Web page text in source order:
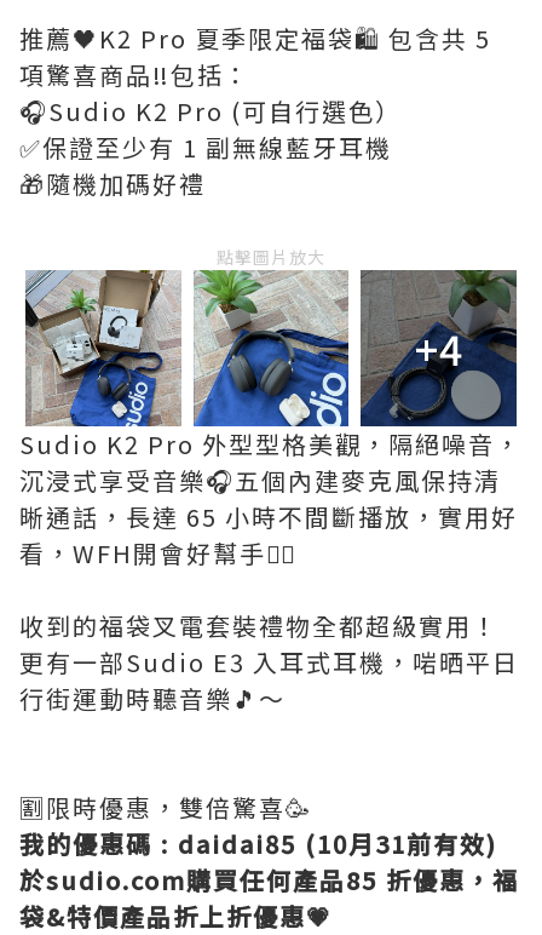
推薦🖤K2 Pro 夏季限定福袋🛍️ 包含共 5
項驚喜商品‼️包括：
🎧Sudio K2 Pro (可自行選色）
✅保證至少有 1 副無線藍牙耳機
🎁隨機加碼好禮
點擊圖片放大
+4
Sudio K2 Pro 外型型格美觀，隔絕噪音，
沉浸式享受音樂🎧五個內建麥克風保持清
晰通話，長達 65 小時不間斷播放，實用好
看，WFH開會好幫手👍🏻
收到的福袋叉電套裝禮物全都超級實用！
更有一部Sudio E3 入耳式耳機，啱晒平日
行街運動時聽音樂🎵～
🈹限時優惠，雙倍驚喜🥳
我的優惠碼 : daidai85 (10月31前有效)
於sudio.com購買任何產品85 折優惠，福
袋&特價產品折上折優惠💗